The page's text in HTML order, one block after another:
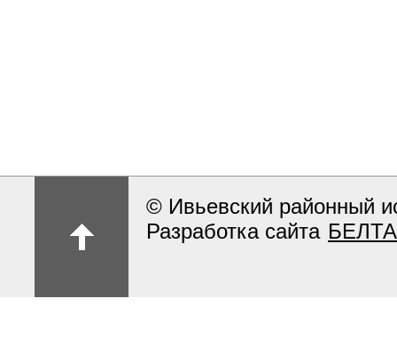
© Ивьевский районный
Разработка сайта БЕЛТА